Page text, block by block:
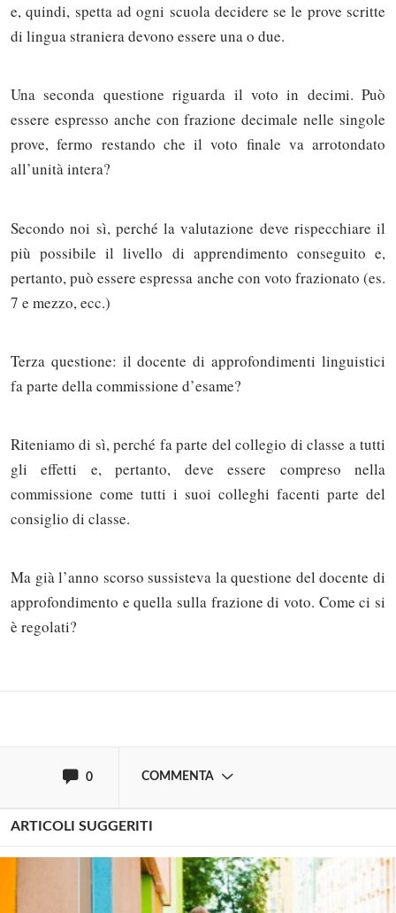
e, quindi, spetta ad ogni scuola decidere se le prove scritte
di lingua straniera devono essere una o due.
Una seconda questione riguarda il voto in decimi. Può
essere espresso anche con frazione decimale nelle singole
prove, fermo restando che il voto finale va arrotondato
all’unità intera?
Secondo noi sì, perché la valutazione deve rispecchiare il
più possibile il livello di apprendimento conseguito e,
pertanto, può essere espressa anche con voto frazionato (es.
7 e mezzo, ecc.)
Terza questione: il docente di approfondimenti linguistici
fa parte della commissione d’esame?
Riteniamo di sì, perché fa parte del collegio di classe a tutti
gli effetti e, pertanto, deve essere compreso nella
commissione come tutti i suoi colleghi facenti parte del
consiglio di classe.
Ma già l’anno scorso sussisteva la questione del docente di
approfondimento e quella sulla frazione di voto. Come ci si
è regolati?
0 COMMENTA
Solo gli utenti registrati possono
commentare!
ARTICOLI SUGGERITI